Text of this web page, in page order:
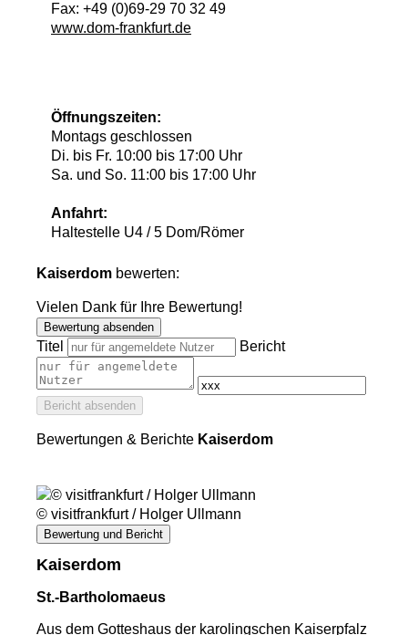
Fax: +49 (0)69-29 70 32 49
www.dom-frankfurt.de
Öffnungszeiten:
Montags geschlossen
Di. bis Fr. 10:00 bis 17:00 Uhr
Sa. und So. 11:00 bis 17:00 Uhr
Anfahrt:
Haltestelle U4 / 5 Dom/Römer
Kaiserdom bewerten:
Vielen Dank für Ihre Bewertung!
Bewertung absenden
Titel Bericht
Bericht absenden
Bewertungen & Berichte Kaiserdom
© visitfrankfurt / Holger Ullmann
Bewertung und Bericht
Kaiserdom
St.-Bartholomaeus
Aus dem Gotteshaus der karolingschen Kaiserpfalz